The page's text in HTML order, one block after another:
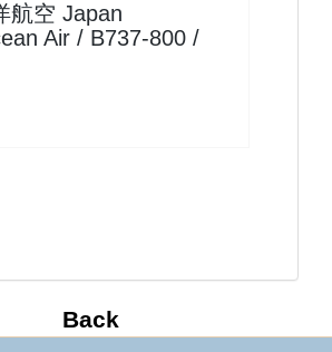
航空 Japan
Air / B737-800 /